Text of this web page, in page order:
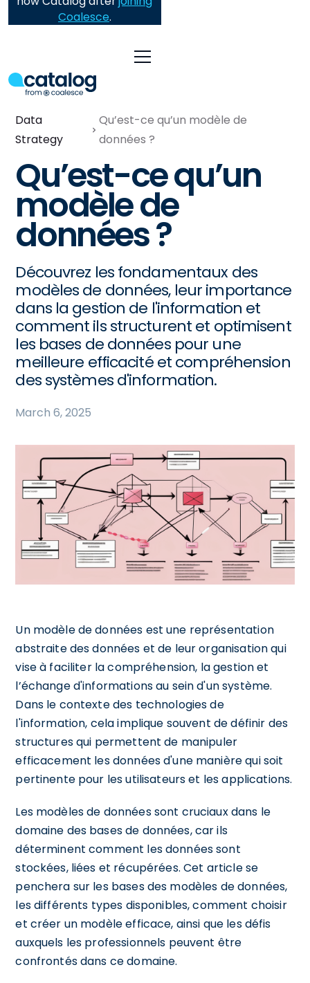
Coalesce.
Data
Strategy
Qu’est-ce qu’un modèle de
données ?
Qu’est-ce qu’un
modèle de
données ?
Découvrez les fondamentaux des
modèles de données, leur importance
dans la gestion de l'information et
comment ils structurent et optimisent
les bases de données pour une
meilleure efficacité et compréhension
des systèmes d'information.
March 6, 2025
Un modèle de données est une représentation
abstraite des données et de leur organisation qui
vise à faciliter la compréhension, la gestion et
l’échange d'informations au sein d'un système.
Dans le contexte des technologies de
l'information, cela implique souvent de définir des
structures qui permettent de manipuler
efficacement les données d'une manière qui soit
pertinente pour les utilisateurs et les applications.
Les modèles de données sont cruciaux dans le
domaine des bases de données, car ils
déterminent comment les données sont
stockées, liées et récupérées. Cet article se
penchera sur les bases des modèles de données,
les différents types disponibles, comment choisir
et créer un modèle efficace, ainsi que les défis
auxquels les professionnels peuvent être
confrontés dans ce domaine.